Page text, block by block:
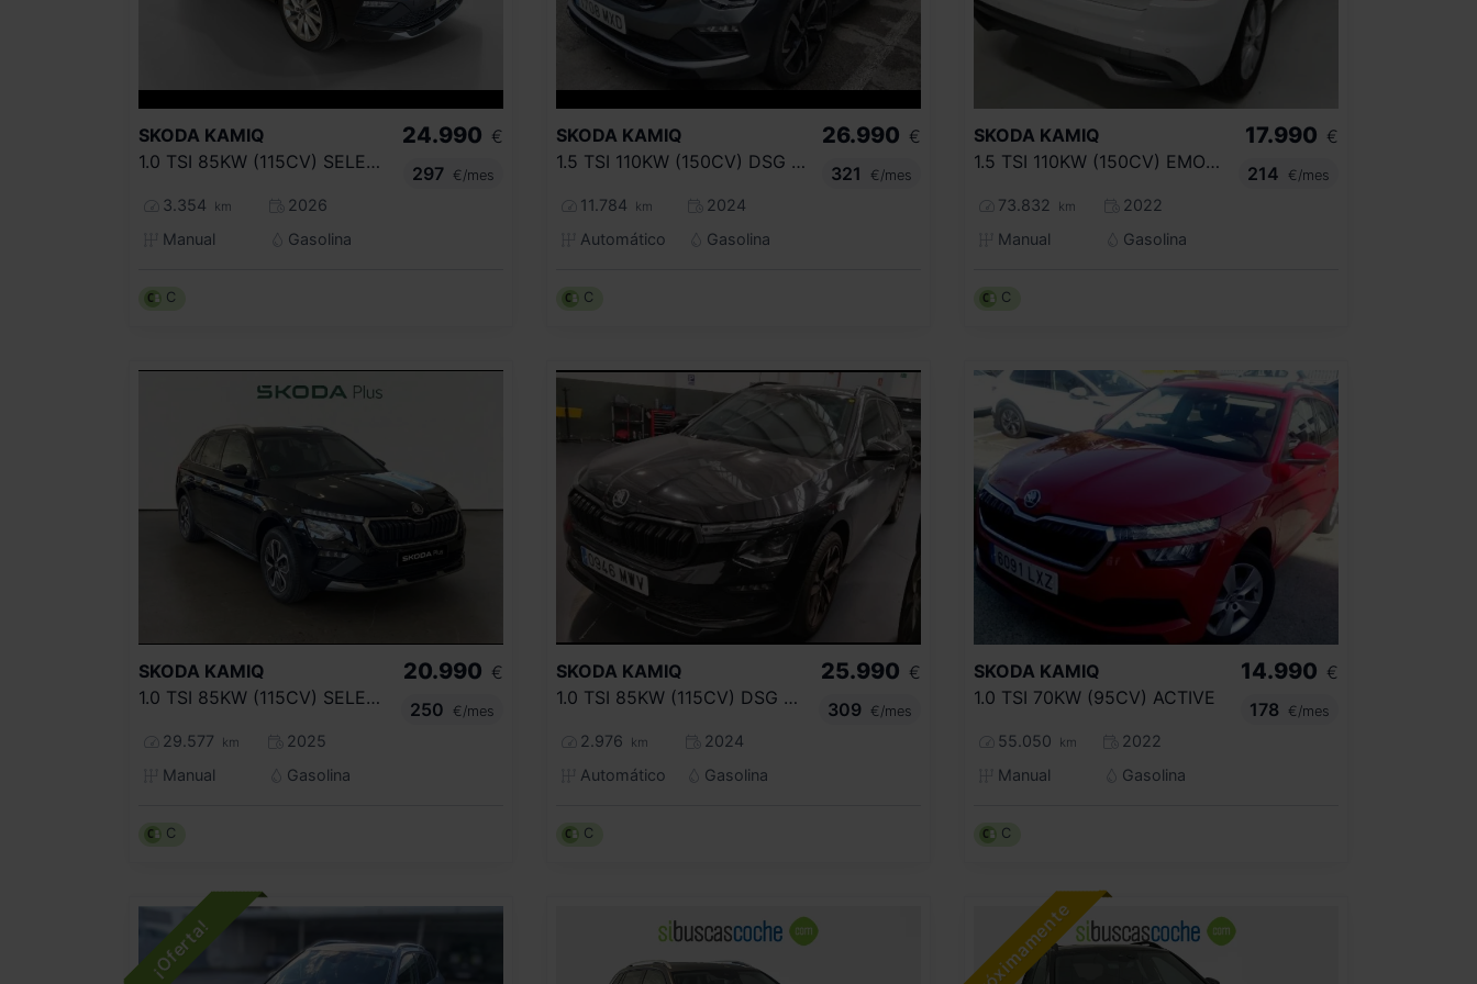
SKODA KAMIQ
1.0 TSI 85KW (115CV) SELECTION
3.354 km
2026
Manual
Gasolina
24.990 €
297
€/mes
C
SKODA KAMIQ
1.5 TSI 110KW (150CV) DSG MONTE CARLO
11.784 km
2024
Automático
Gasolina
26.990 €
321
€/mes
C
SKODA KAMIQ
1.5 TSI 110KW (150CV) EMOTION
73.832 km
2022
Manual
Gasolina
17.990 €
214
€/mes
C
SKODA KAMIQ
1.0 TSI 85KW (115CV) SELECTION
29.577 km
2025
Manual
Gasolina
20.990 €
250
€/mes
C
SKODA KAMIQ
1.0 TSI 85KW (115CV) DSG MONTE CARLO
2.976 km
2024
Automático
Gasolina
25.990 €
309
€/mes
C
SKODA KAMIQ
1.0 TSI 70KW (95CV) ACTIVE
55.050 km
2022
Manual
Gasolina
14.990 €
178
€/mes
C